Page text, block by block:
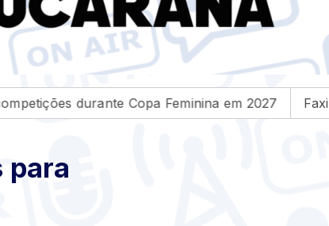
Feminina em 2027 Faxinal amplia
para